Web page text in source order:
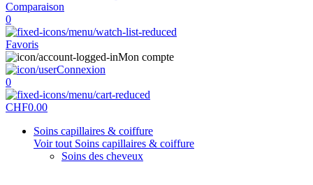
Comparaison
0
Favoris
Mon compte
Connexion
0
CHF0.00
Soins capillaires & coiffure
Voir tout Soins capillaires & coiffure
Soins des cheveux